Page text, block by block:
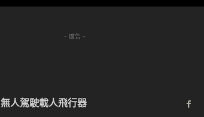
- 廣告 -
無人駕駛載人飛行器